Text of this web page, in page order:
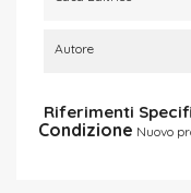
Autore
Riferimenti
Condizione Nuovo